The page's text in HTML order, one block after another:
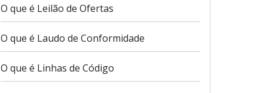
O que é Leilão de Ofertas
O que é Laudo de Conformidade
O que é Linhas de Código